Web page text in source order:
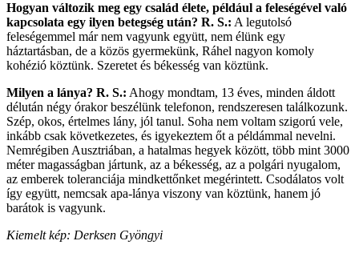
Hogyan változik meg egy család élete, például a feleségével való
kapcsolata egy ilyen betegség után? R. S.: A legutolsó
feleségemmel már nem vagyunk együtt, nem élünk egy
háztartásban, de a közös gyermekünk, Ráhel nagyon komoly
kohézió köztünk. Szeretet és békesség van köztünk.
Milyen a lánya? R. S.: Ahogy mondtam, 13 éves, minden áldott
délután négy órakor beszélünk telefonon, rendszeresen találkozunk.
Szép, okos, értelmes lány, jól tanul. Soha nem voltam szigorú vele,
inkább csak következetes, és igyekeztem őt a példámmal nevelni.
Nemrégiben Ausztriában, a hatalmas hegyek között, több mint 3000
méter magasságban jártunk, az a békesség, az a polgári nyugalom,
az emberek toleranciája mindkettőnket megérintett. Csodálatos volt
így együtt, nemcsak apa-lánya viszony van köztünk, hanem jó
barátok is vagyunk.
Kiemelt kép: Derksen Gyöngyi